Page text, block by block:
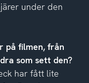
under den
på filmen, från
som sett den?
har fått lite